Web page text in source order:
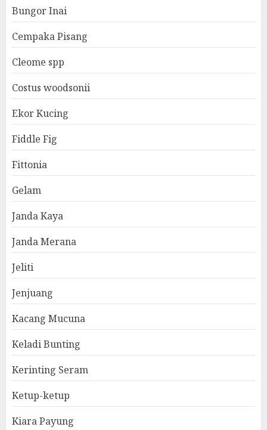
Bungor Inai
Cempaka Pisang
Cleome spp
Costus woodsonii
Ekor Kucing
Fiddle Fig
Fittonia
Gelam
Janda Kaya
Janda Merana
Jeliti
Jenjuang
Kacang Mucuna
Keladi Bunting
Kerinting Seram
Ketup-ketup
Kiara Payung